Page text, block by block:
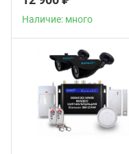
Наличие: много